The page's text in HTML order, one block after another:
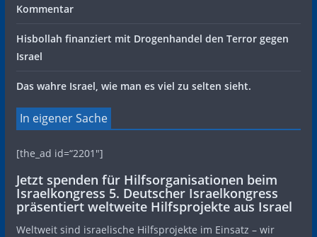
Kommentar
Hisbollah finanziert mit Drogenhandel den Terror gegen
Israel
Das wahre Israel, wie man es viel zu selten sieht.
In eigener Sache
[the_ad id=“2201″]
Jetzt spenden für Hilfsorganisationen beim
Israelkongress 5. Deutscher Israelkongress
präsentiert weltweite Hilfsprojekte aus Israel
Weltweit sind israelische Hilfsprojekte im Einsatz – wir